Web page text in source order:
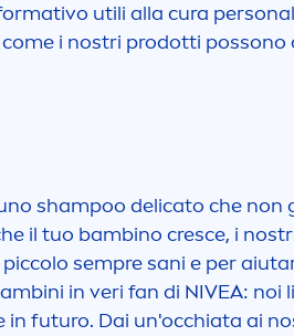
utili alla cura
i nostri prodotti possono
shampoo delicato che non
il tuo bambino cresce, i
sempre sani e per
in veri fan di NIVEA: noi li
in futuro. Dai un'occhiata ai